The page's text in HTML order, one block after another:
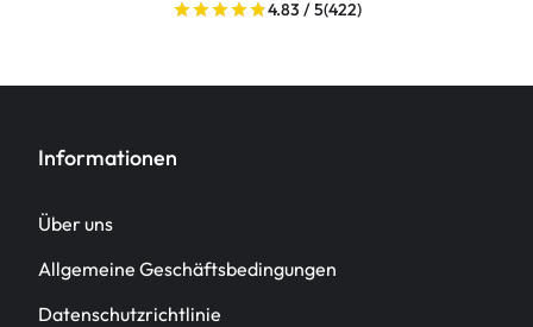
4.83 / 5(422)
Informationen
Über uns
Allgemeine Geschäftsbedingungen
Datenschutzrichtlinie